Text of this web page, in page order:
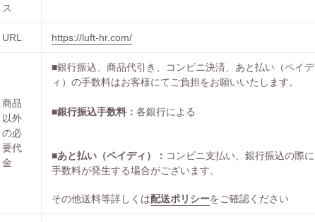
ス
URL https://luft-hr.com/
商品
以外
の必
要代
金
■銀行振込、商品代引き、コンビニ決済、あと払い（ペイデ
ィ） の手数料はお客様にてご負担をお願いいたします。
■銀行振込手数料： 各銀行による
■あと払い（ペイディ）： コンビニ支払い、銀行振込の際に
手数料が発生する場合がございます。
その他送料等詳しくは配送ポリシーをご確認ください